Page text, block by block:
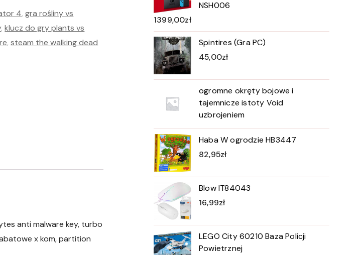
4,gra rośliny vs
,klucz do gry plants vs
,steam the walking dead
anti malware key, turbo
x kom, partition
NSH006
1399,00zł
Spintires (Gra PC)
45,00zł
ogromne okręty bojowe i
tajemnicze istoty Void
uzbrojeniem
Haba W ogrodzie HB3447
82,95zł
Blow IT84043
16,99zł
LEGO City 60210 Baza Policji
Powietrznej